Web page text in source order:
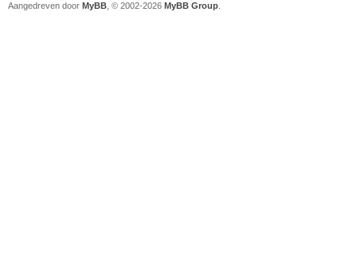
Aangedreven door MyBB , © 2002-2026 MyBB Group